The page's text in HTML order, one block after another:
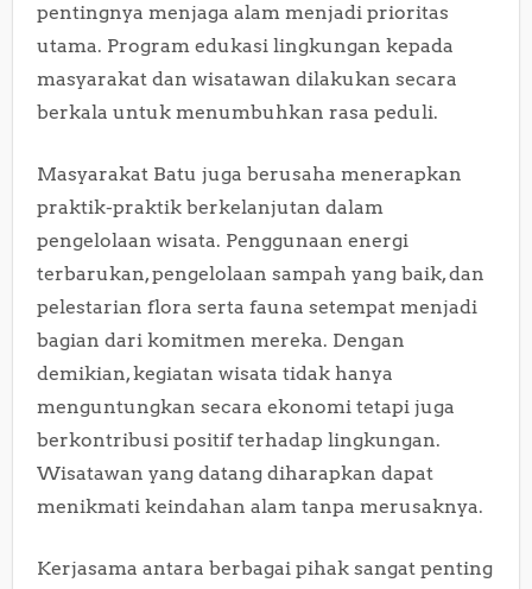
pentingnya menjaga alam menjadi prioritas
utama. Program edukasi lingkungan kepada
masyarakat dan wisatawan dilakukan secara
berkala untuk menumbuhkan rasa peduli.
Masyarakat Batu juga berusaha menerapkan
praktik-praktik berkelanjutan dalam
pengelolaan wisata. Penggunaan energi
terbarukan, pengelolaan sampah yang baik, dan
pelestarian flora serta fauna setempat menjadi
bagian dari komitmen mereka. Dengan
demikian, kegiatan wisata tidak hanya
menguntungkan secara ekonomi tetapi juga
berkontribusi positif terhadap lingkungan.
Wisatawan yang datang diharapkan dapat
menikmati keindahan alam tanpa merusaknya.
Kerjasama antara berbagai pihak sangat penting